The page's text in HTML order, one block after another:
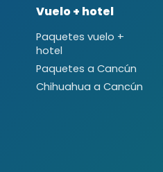
Vuelo + hotel
Paquetes vuelo +
hotel
Paquetes a Cancún
Chihuahua a Cancún